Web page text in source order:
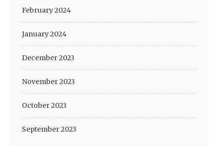
February 2024
January 2024
December 2023
November 2023
October 2023
September 2023